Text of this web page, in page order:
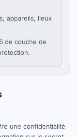
appareils, lieux
de couche de
une confidentialité